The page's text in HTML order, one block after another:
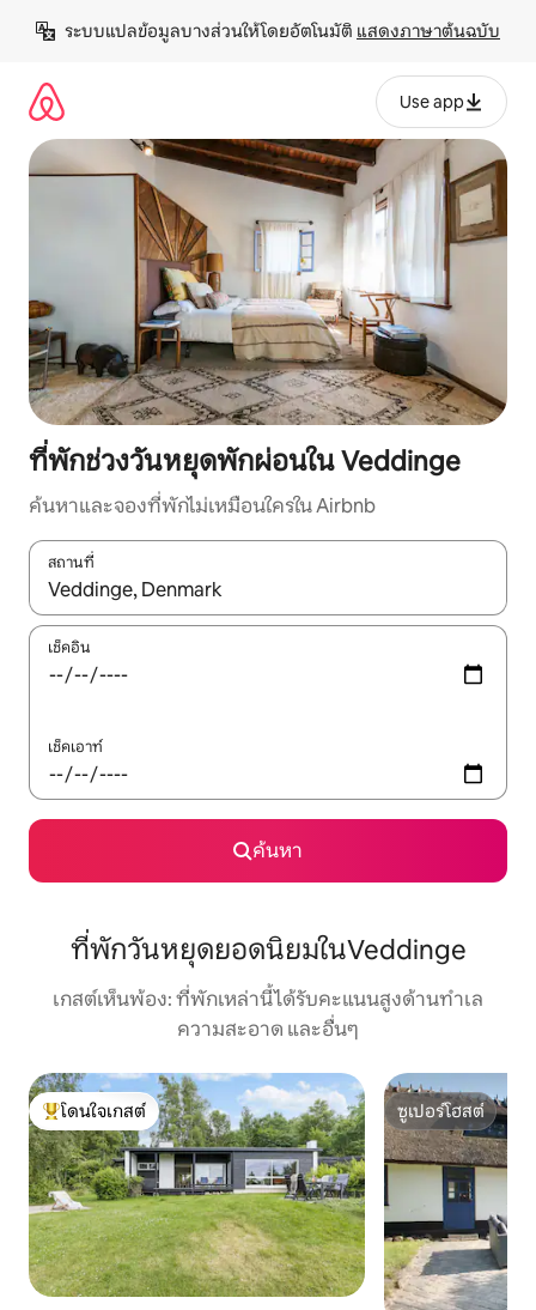
เนื้อหา
ระบบแปลข้อมูลบางส่วนให้โดยอัตโนมัติ แสดงภาษาต้นฉบับ
Use app
ที่พักช่วงวันหยุดพักผ่อนใน Veddinge
ค้นหาและจองที่พักไม่เหมือนใครใน Airbnb
สถานที่
ใช้ลูกศรขึ้นลง หรือใช้การสัมผัสหรือปัด เพื่อสำรวจผลการค้นหา
เช็คอิน
เช็คเอาท์
ค้นหา
ที่พักวันหยุดยอดนิยมในVeddinge
เกสต์เห็นพ้อง: ที่พักเหล่านี้ได้รับคะแนนสูงด้านทำเล
ความสะอาด และอื่นๆ
โดนใจเกสต์ที่สุด
โดนใจเกสต์
ซูเปอร์โฮสต์
ซูเปอร์โฮสต์